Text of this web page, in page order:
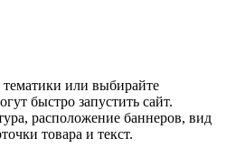
тематики или выбирайте
быстро запустить сайт.
расположение баннеров, вид
товара и текст.